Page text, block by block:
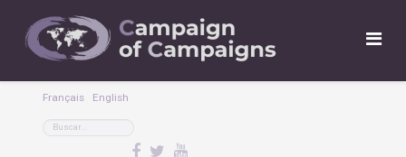
Français English